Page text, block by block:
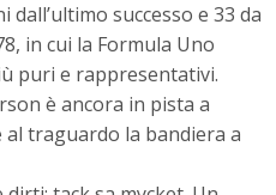
successo e 33 da
in cui la Formula Uno
puri e rappresentativi.
è ancora in pista a
traguardo la bandiera a